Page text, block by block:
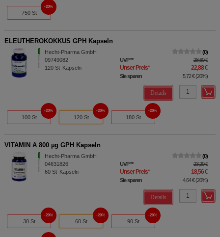
750 St
20%
ELEUTHEROKOKKUS GPH Kapseln
Hecht-Pharma GmbH
09749082
120 St Kapseln
0
UVP** 28,60 €
Unser Preis* 22,88 €
Sie sparen 5,72 €(20%)
Details
100 St
20%
120 St
20%
180 St
20%
VITAMIN A 800 µg GPH Kapseln
Hecht-Pharma GmbH
04631826
60 St Kapseln
0
UVP** 23,20 €
Unser Preis* 18,56 €
Sie sparen 4,64 €(20%)
Details
30 St
20%
60 St
20%
90 St
20%